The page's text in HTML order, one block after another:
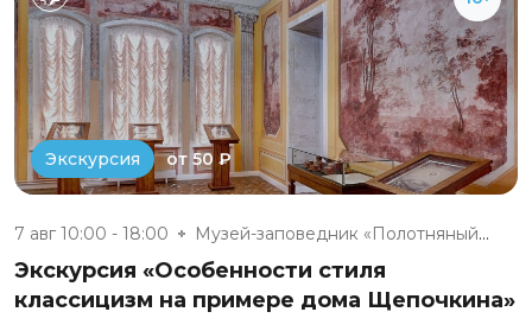
Экскурсия от 50 ₽
7 авг 10:00 - 18:00 Музей-заповедник «Полотняный З...
Экскурсия «Особенности стиля
классицизм на примере дома Щепочкина»